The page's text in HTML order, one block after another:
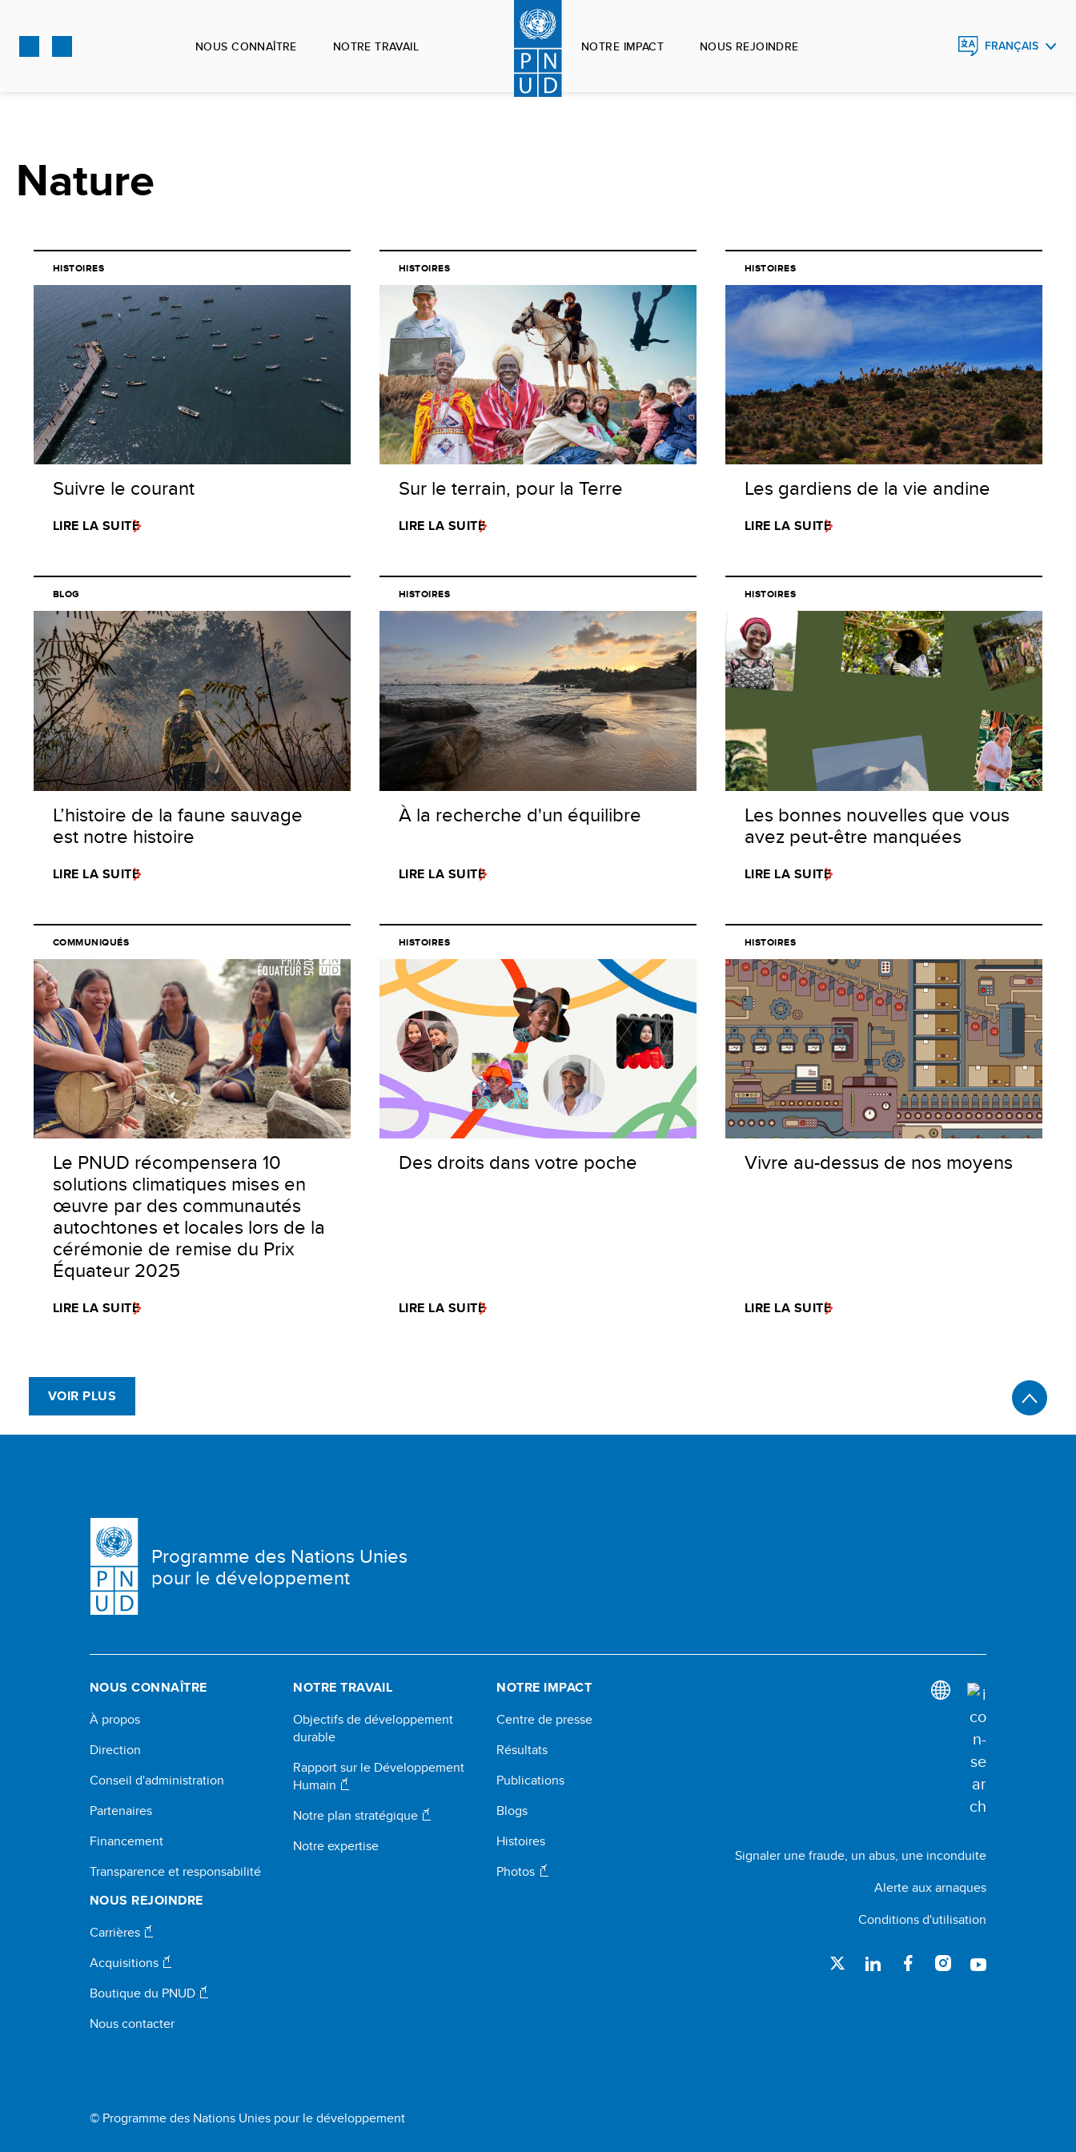
contenu
NOUS CONNAÎTRE NOTRE TRAVAIL NOTRE IMPACT NOUS REJOINDRE FRANÇAIS
Nature
HISTOIRES
Suivre le courant
LIRE LA SUITE
HISTOIRES
Sur le terrain, pour la Terre
LIRE LA SUITE
HISTOIRES
Les gardiens de la vie andine
LIRE LA SUITE
BLOG
L’histoire de la faune sauvage
est notre histoire
LIRE LA SUITE
HISTOIRES
À la recherche d'un équilibre
LIRE LA SUITE
HISTOIRES
Les bonnes nouvelles que vous
avez peut-être manquées
LIRE LA SUITE
COMMUNIQUÉS
Le PNUD récompensera 10
solutions climatiques mises en
œuvre par des communautés
autochtones et locales lors de la
cérémonie de remise du Prix
Équateur 2025
LIRE LA SUITE
HISTOIRES
Des droits dans votre poche
LIRE LA SUITE
HISTOIRES
Vivre au-dessus de nos moyens
LIRE LA SUITE
VOIR PLUS
Programme des Nations Unies
pour le développement
NOUS CONNAÎTRE
À propos
Direction
Conseil d'administration
Partenaires
Financement
Transparence et responsabilité
NOTRE TRAVAIL
Objectifs de développement
durable
Rapport sur le Développement
Humain
Notre plan stratégique
Notre expertise
NOTRE IMPACT
Centre de presse
Résultats
Publications
Blogs
Histoires
Photos
NOUS REJOINDRE
Carrières
Acquisitions
Boutique du PNUD
Nous contacter
Signaler une fraude, un abus, une inconduite
Alerte aux arnaques
Conditions d'utilisation
© Programme des Nations Unies pour le développement